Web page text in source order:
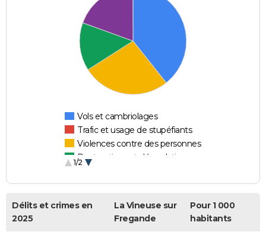
Vols et cambriolages
Trafic et usage de stupéfiants
Violences contre des personnes
Destructions et dégradations
1/2
Délits et crimes en
2025
La Vineuse sur
Fregande
Pour 1 000
habitants